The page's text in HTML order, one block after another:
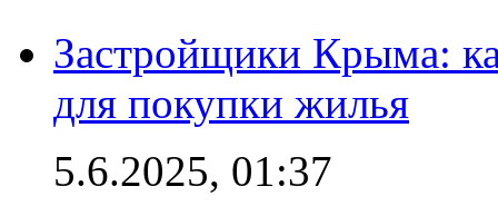
Застройщики Крыма:
для покупки жилья
5.6.2025, 01:37